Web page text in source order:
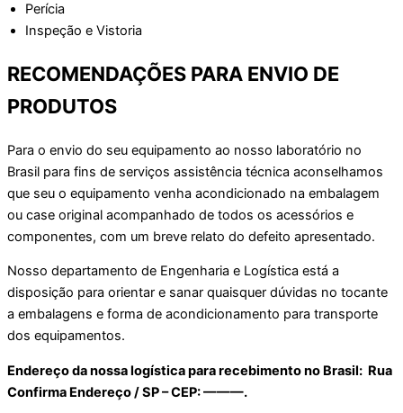
Perícia
Inspeção e Vistoria
RECOMENDAÇÕES PARA ENVIO DE
PRODUTOS
Para o envio do seu equipamento ao nosso laboratório no
Brasil para fins de serviços assistência técnica aconselhamos
que seu o equipamento venha acondicionado na embalagem
ou case original acompanhado de todos os acessórios e
componentes, com um breve relato do defeito apresentado.
Nosso departamento de Engenharia e Logística está a
disposição para orientar e sanar quaisquer dúvidas no tocante
a embalagens e forma de acondicionamento para transporte
dos equipamentos.
Endereço da nossa logística para recebimento no Brasil: Rua
Confirma Endereço / SP – CEP: ———.